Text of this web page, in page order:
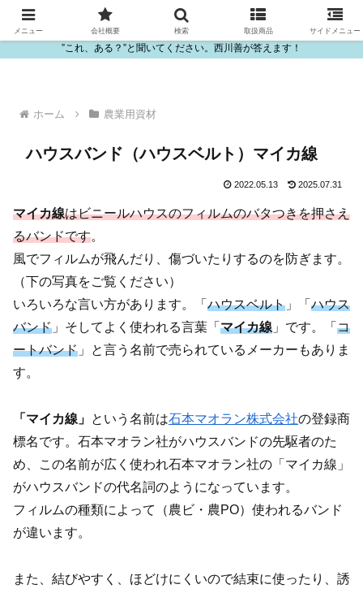
ビニール・プラスチック製品の卸販売は西川善
”これ、ある？”と聞いてください。西川善が答えます！
ホーム 農業用資材
ハウスバンド（ハウスベルト）マイカ線
2022.05.13 2025.07.31
マイカ線はビニールハウスのフィルムのバタつきを押さえ
るバンドです。
風でフィルムが飛んだり、傷づいたりするのを防ぎます。
（下の写真をご覧ください）
いろいろな言い方があります。「 ハウスベルト 」「 ハウス
バンド 」そしてよく使われる言葉「 マイカ線 」です。「 コ
ートバンド 」と言う名前で売られているメーカーもありま
す。
「マイカ線」 という名前は石本マオラン株式会社の登録商
標名です。石本マオラン社がハウスバンドの先駆者のた
め、この名前が広く使われ石本マオラン社の「マイカ線」
がハウスバンドの代名詞のようになっています。
フィルムの種類によって（農ビ・農PO）使われるバンド
が違います。
また、結びやすく、ほどけにくいので結束に使ったり、誘
メニュー 会社概要 検索 取扱商品 サイドメニュー